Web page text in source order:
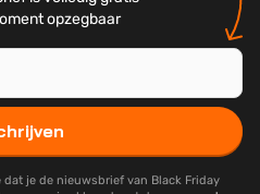
opzegbaar
je de nieuwsbrief van Black Friday